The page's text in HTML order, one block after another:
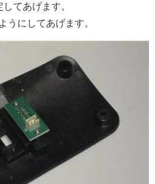
てあげます。
うにしてあげます。